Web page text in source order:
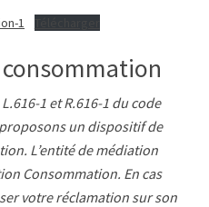
1
1 et R.616-1 du code
un dispositif de
L’entité de médiation
Consommation. En cas
votre réclamation sur son